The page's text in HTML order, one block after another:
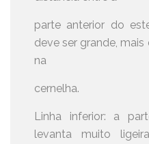
parte anterior do
deve ser grande,
na
cernelha.
Linha inferior: a
levanta muito